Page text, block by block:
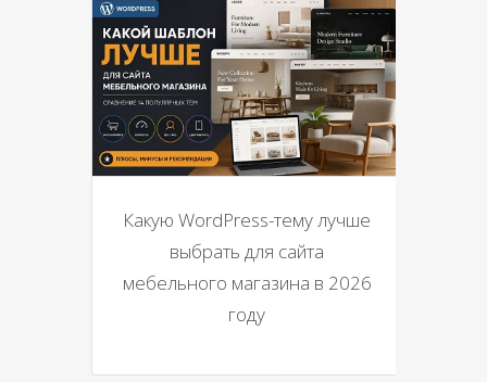
Какую WordPress-тему лучше
выбрать для сайта
мебельного магазина в 2026
году